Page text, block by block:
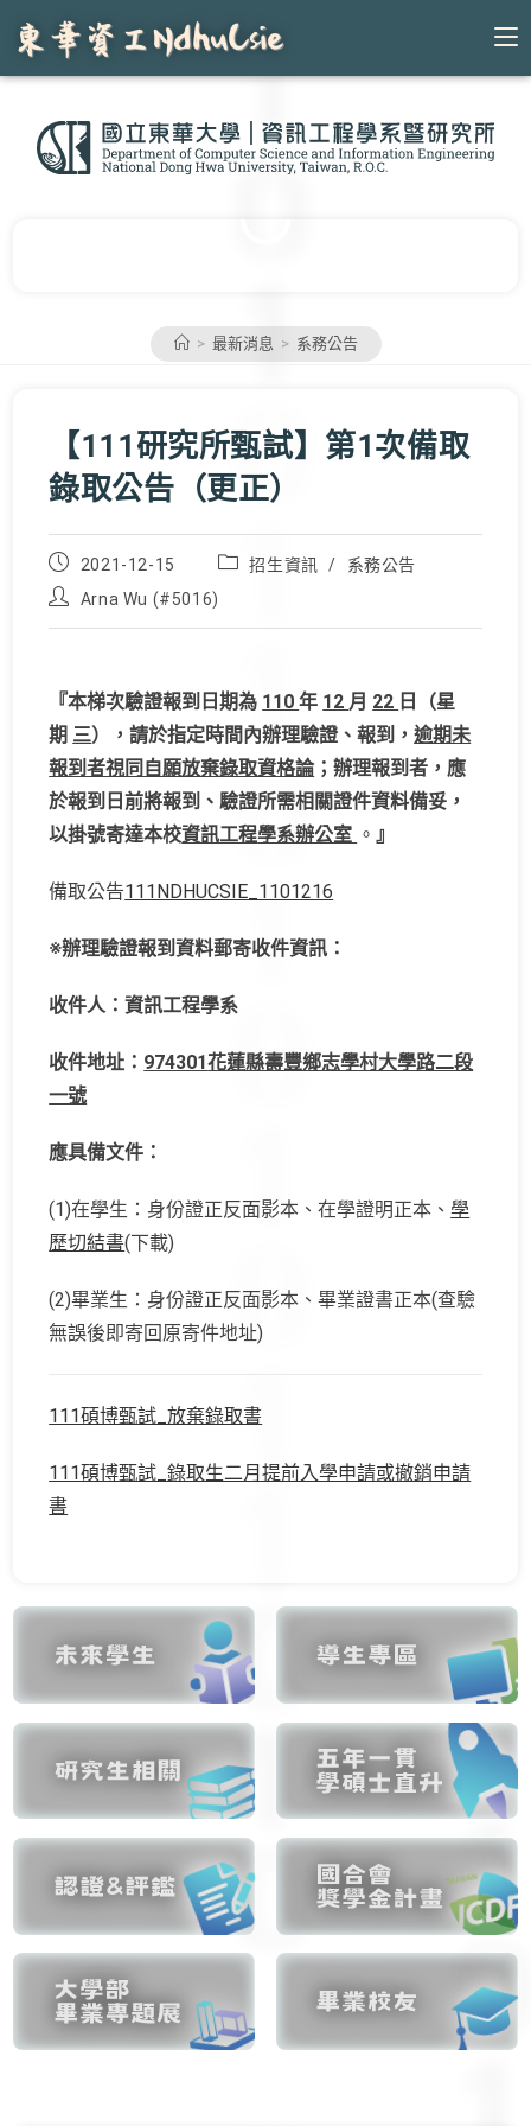
content
> 最新消息 > 系務公告
【111研究所甄試】第1次備取
錄取公告（更正）
Post
published:
2021-12-15
Post
招生資訊 /
系務公告
Post
Arna Wu (#5016)
『本梯次驗證報到日期為 110年 12 月 22 日（星
期 三），請於指定時間內辦理驗證、報到，逾期未
報到者視同自願放棄錄取資格論 ；辦理報到者，應
於報到日前將報到、驗證所需相關證件資料備妥，
以掛號寄達本校資訊工程學系辦公室 。』
備取公告111NDHUCSIE_1101216
※辦理驗證報到資料郵寄收件資訊：
收件人：資訊工程學系
收件地址： 974301花蓮縣壽豐鄉志學村大學路二段
一號
應具備文件：
(1)在學生：身份證正反面影本、在學證明正本、學
歷切結書(下載)
(2)畢業生：身份證正反面影本、畢業證書正本(查驗
無誤後即寄回原寄件地址)
111碩博甄試_放棄錄取書
111碩博甄試_錄取生二月提前入學申請或撤銷申請
書